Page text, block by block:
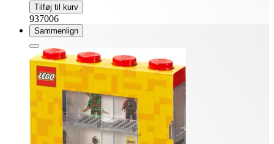
Tilføj til kurv
937006
Sammenlign